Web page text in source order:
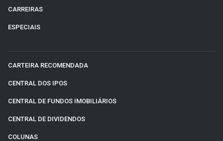
CARREIRAS
ESPECIAIS
CARTEIRA RECOMENDADA
CENTRAL DOS IPOS
CENTRAL DE FUNDOS IMOBILIÁRIOS
CENTRAL DE DIVIDENDOS
COLUNAS